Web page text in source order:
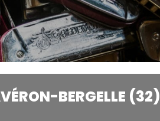
BERGELLE (32)